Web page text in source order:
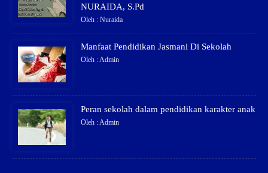
NURAIDA, S.Pd
Oleh : Nuraida
Manfaat Pendidikan Jasmani Di Sekolah
Oleh : Admin
Peran sekolah dalam pendidikan karakter anak
Oleh : Admin